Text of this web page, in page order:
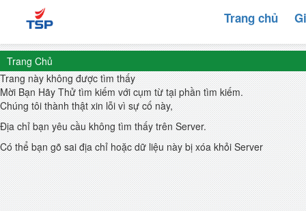
Trang chủ
Trang Chủ
Trang này không được tìm thấy
Mời Bạn Hãy Thử tìm kiếm với cụm từ tại phần tìm kiếm.
Chúng tôi thành thật xin lỗi vì sự cố này,
Địa chỉ bạn yêu cầu không tìm thấy trên Server.
Có thể bạn gõ sai địa chỉ hoặc dữ liệu này bị xóa khỏi Server